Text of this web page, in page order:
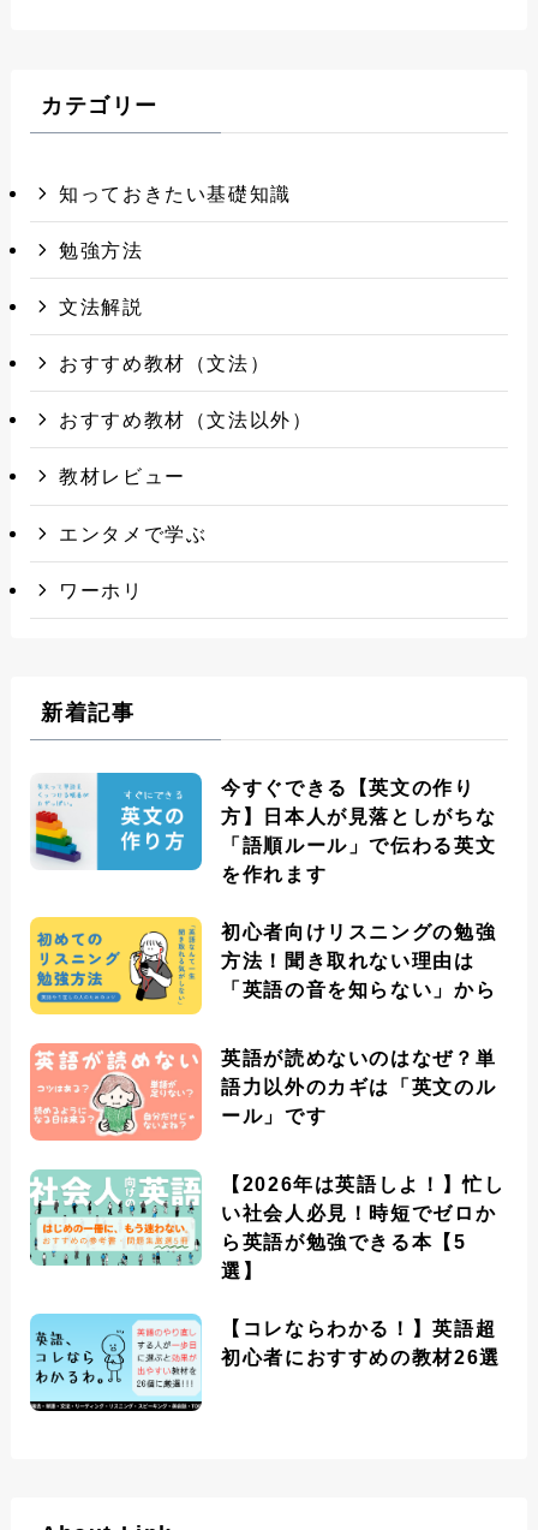
カテゴリー
知っておきたい基礎知識
勉強方法
文法解説
おすすめ教材（文法）
おすすめ教材（文法以外）
教材レビュー
エンタメで学ぶ
ワーホリ
新着記事
今すぐできる【英文の作り
方】日本人が見落としがちな
「語順ルール」で伝わる英文
を作れます
初心者向けリスニングの勉強
方法！聞き取れない理由は
「英語の音を知らない」から
英語が読めないのはなぜ？単
語力以外のカギは「英文のル
ール」です
【2026年は英語しよ！】忙し
い社会人必見！時短でゼロか
ら英語が勉強できる本【5
選】
【コレならわかる！】英語超
初心者におすすめの教材26選